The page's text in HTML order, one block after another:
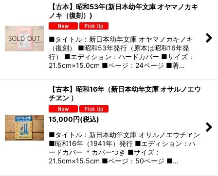
【古本】昭和53年(新日本幼年文庫 オヤマノカキ
ノキ（復刻）)
■タイトル：新日本幼年文庫 オヤマノカキノキ
（復刻） ■昭和53年発行（原本は昭和16年発
行） ■エディション：ハードカバー ■サイズ：
21.5cm×15.0cm ■ページ：24ページ ■著…
【古本】昭和16年（新日本幼年文庫 オサルノエウ
チヱン ）
15,000円(税込)
■タイトル：新日本幼年文庫 オサルノエウチヱン
■昭和16年（1941年）発行 ■エディション：ハ
ードカバー ＊カバーつき ■サイズ：
21.5cm×15.5cm ■ページ：50ページ ■…